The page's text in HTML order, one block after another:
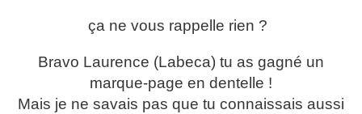
ça ne vous rappelle rien ?
Bravo Laurence (Labeca) tu as gagné un
marque-page en dentelle !
Mais je ne savais pas que tu connaissais aussi